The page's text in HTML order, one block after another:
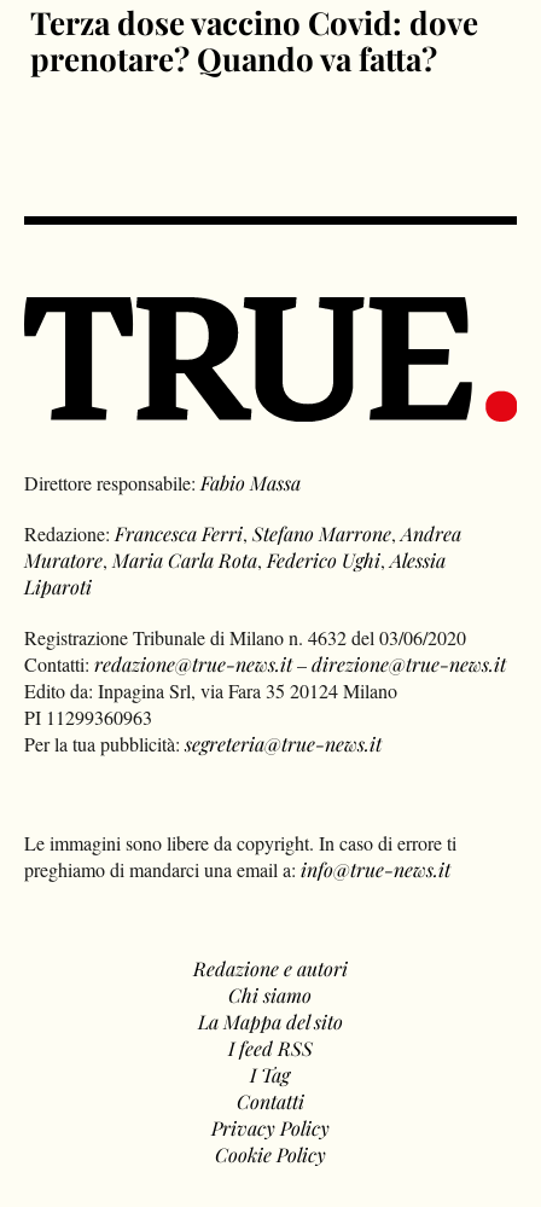
Terza dose vaccino Covid: dove
prenotare? Quando va fatta?
Direttore responsabile: Fabio Massa
Redazione: Francesca Ferri,Stefano Marrone,Andrea
Muratore, Maria Carla Rota, Federico Ughi,Alessia
Liparoti
Registrazione Tribunale di Milano n. 4632 del 03/06/2020
Contatti:redazione@true-news.it–direzione@true-news.it
Edito da: Inpagina Srl, via Fara 35 20124 Milano
PI 11299360963
Per la tua pubblicità:segreteria@true-news.it
Le immagini sono libere da copyright. In caso di errore ti
preghiamo di mandarci una email a: info@true-news.it
Redazione e autori
Chi siamo
La Mappa del sito
I feed RSS
I Tag
Contatti
Privacy Policy
Cookie Policy